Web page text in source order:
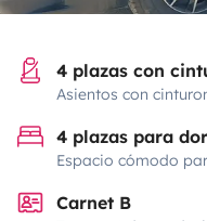
4 plazas con
Asientos con
4 plazas para
Espacio cómodo
Carnet B